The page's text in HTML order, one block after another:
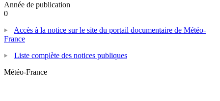
Année de publication
0
Accès à la notice sur le site du portail documentaire de Météo-
France
Liste complète des notices publiques
Météo-France